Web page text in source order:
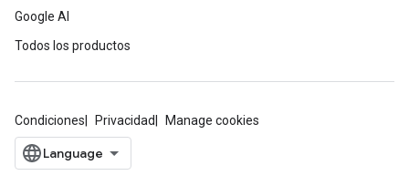
Google AI
Todos los productos
Condiciones Privacidad Manage cookies